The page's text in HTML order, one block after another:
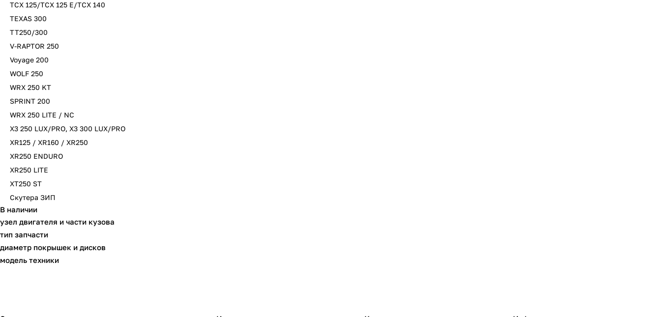
TCX 125/TCX 125 E/TCX 140
TEXAS 300
TT250/300
V-RAPTOR 250
Voyage 200
WOLF 250
WRX 250 KT
SPRINT 200
WRX 250 LITE / NC
X3 250 LUX/PRO, X3 300 LUX/PRO
XR125 / XR160 / XR250
XR250 ENDURO
XR250 LITE
XT250 ST
Скутера ЗИП
В наличии
узел двигателя и части кузова
тип запчасти
диаметр покрышек и дисков
модель техники